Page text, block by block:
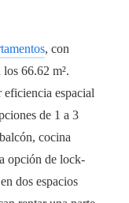
, con
los 66.62 m².
eficiencia espacial
de 1 a 3
cocina
opción de lock-
dos espacios